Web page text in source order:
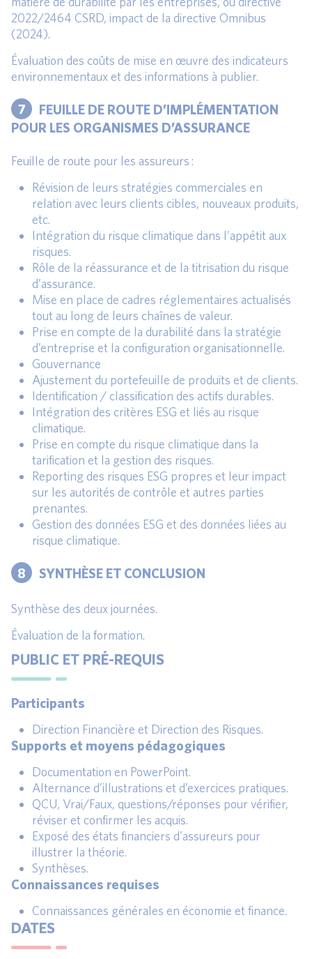
2022/2464 CSRD, impact de la directive Omnibus
(2024).
Évaluation des coûts de mise en œuvre des indicateurs
environnementaux et des informations à publier.
7
FEUILLE DE ROUTE D’IMPLÉMENTATION
POUR LES ORGANISMES D’ASSURANCE
Feuille de route pour les assureurs :
Révision de leurs stratégies commerciales en
relation avec leurs clients cibles, nouveaux produits,
etc.
Intégration du risque climatique dans l’appétit aux
risques.
Rôle de la réassurance et de la titrisation du risque
d’assurance.
Mise en place de cadres réglementaires actualisés
tout au long de leurs chaînes de valeur.
Prise en compte de la durabilité dans la stratégie
d’entreprise et la configuration organisationnelle.
Gouvernance
Ajustement du portefeuille de produits et de clients.
Identification / classification des actifs durables.
Intégration des critères ESG et liés au risque
climatique.
Prise en compte du risque climatique dans la
tarification et la gestion des risques.
Reporting des risques ESG propres et leur impact
sur les autorités de contrôle et autres parties
prenantes.
Gestion des données ESG et des données liées au
risque climatique.
8 SYNTHÈSE ET CONCLUSION
Synthèse des deux journées.
Évaluation de la formation.
PUBLIC ET PRÉ-REQUIS
Participants
Direction Financière et Direction des Risques.
Supports et moyens pédagogiques
Documentation en PowerPoint.
Alternance d’illustrations et d’exercices pratiques.
QCU, Vrai/Faux, questions/réponses pour vérifier,
réviser et confirmer les acquis.
Exposé des états financiers d’assureurs pour
illustrer la théorie.
Synthèses.
Connaissances requises
Connaissances générales en économie et finance.
DATES